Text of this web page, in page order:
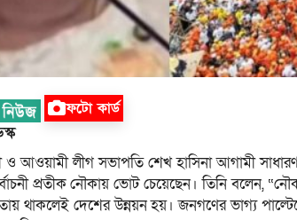
ফটো কার্ড
ও আওয়ামী লীগ সভাপতি শেখ হাসিনা আগামী
প্রতীক নৌকায় ভোট চেয়েছেন। তিনি বলেন,
থাকলেই দেশের উন্নয়ন হয়। জনগণের ভাগ্য